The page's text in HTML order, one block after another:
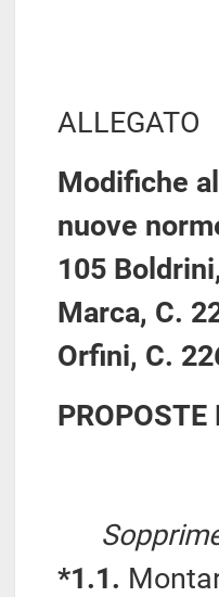
ALLEGATO
Modifiche
nuove
105
Marca, C.
Orfini, C.
PROPOSTE
*1.1.